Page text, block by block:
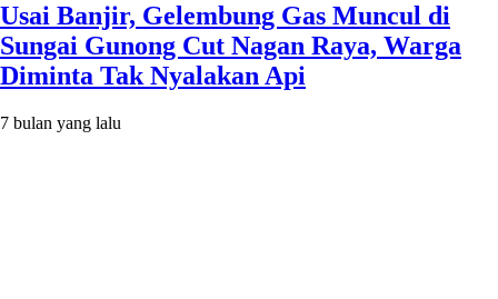
Usai Banjir, Gelembung Gas Muncul di
Sungai Gunong Cut Nagan Raya, Warga
Diminta Tak Nyalakan Api
7 bulan yang lalu